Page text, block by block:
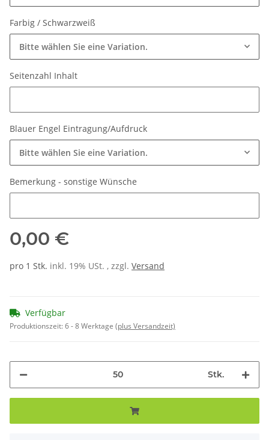
Farbig / Schwarzweiß
Bitte wählen Sie eine Variation.
Seitenzahl Inhalt
Blauer Engel Eintragung/Aufdruck
Bitte wählen Sie eine Variation.
Bemerkung - sonstige Wünsche
0,00 €
pro 1 Stk. inkl. 19% USt. , zzgl. Versand
Verfügbar
Produktionszeit:6 - 8 Werktage (plus Versandzeit)
Stk.